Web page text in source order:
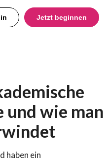
Jetzt beginnen
und wie man
haben ein